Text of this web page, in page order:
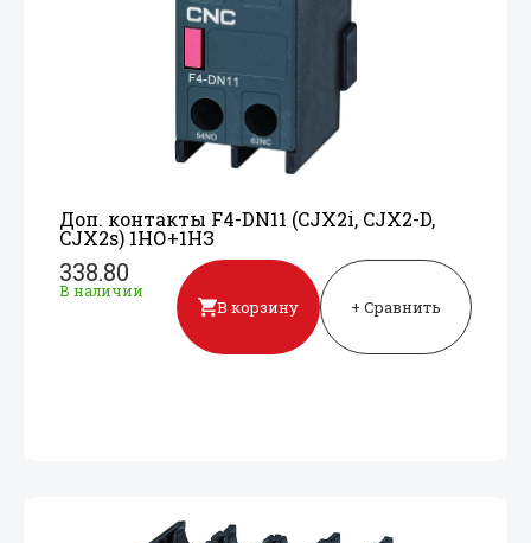
Доп. контакты F4-DN11 (CJX2i, CJX2-D,
CJX2s) 1НО+1НЗ
338.80
В наличии
В корзину + Сравнить